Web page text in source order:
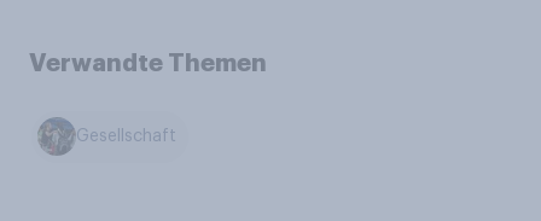
Verwandte Themen
Gesellschaft